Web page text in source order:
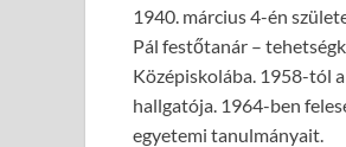
1940. március 4-én
Pál festőtanár –
Középiskolába. 1958-tól
hallgatója. 1964-ben
egyetemi tanulmányait.